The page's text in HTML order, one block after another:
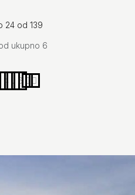
24 od 139
ukupno 6
4 ... 6